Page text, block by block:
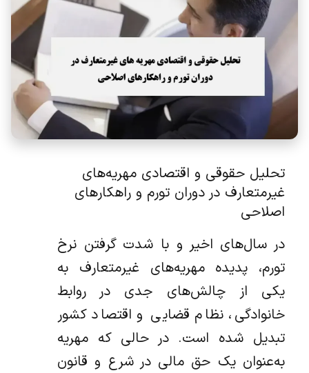
تحلیل حقوقی و اقتصادی مهریه‌های
غیرمتعارف در دوران تورم و راهکارهای
اصلاحی
در سال‌های اخیر و با شدت گرفتن نرخ
تورم، پدیده مهریه‌های غیرمتعارف به
یکی از چالش‌های جدی در روابط
خانوادگی، نظام قضایی و اقتصاد کشور
تبدیل شده است. در حالی که مهریه
به‌عنوان یک حق مالی در شرع و قانون